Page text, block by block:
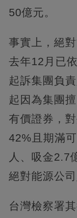
50億元。
事實上，絕
去年12月已
起訴集團負
起因為集團
有價證券，
42%且期滿
人、吸金2.7
絕對能源公
台灣檢察署